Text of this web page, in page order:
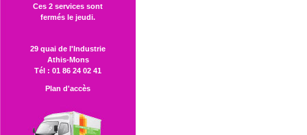
Ces 2 services sont
fermés le jeudi.
29 quai de l'Industrie
Athis-Mons
Tél : 01 86 24 02 41
Plan d'accès